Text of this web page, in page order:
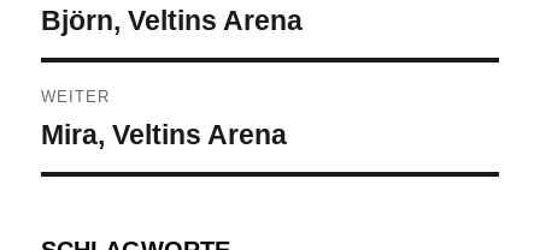
Vorheriger
Beitrag:
Björn, Veltins Arena
WEITER
Nächster
Beitrag:
Mira, Veltins Arena